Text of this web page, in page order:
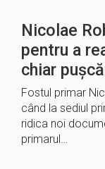
Nicolae
pentru a
chiar
Fostul primar
când la sediul
ridica noi
primarul…